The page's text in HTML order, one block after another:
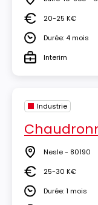
Lieu
Salaire20-25 K€
DuréeDurée: 4 mois
TypeInterim
Industrie
Lieu Nesle - 80190
Salaire25-30 K€
DuréeDurée: 1 mois